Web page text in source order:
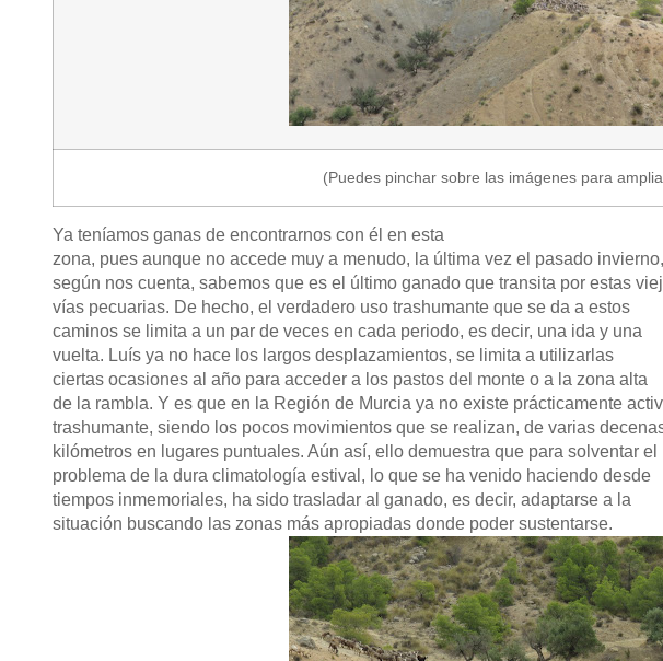
(Puedes pinchar sobre las imágenes para
Ya teníamos ganas de encontrarnos con él en esta
zona, pues aunque no accede muy a menudo, la última vez el pasado invierno,
según nos cuenta, sabemos que es el último ganado que transita por estas
vías pecuarias. De hecho, el verdadero uso trashumante que se da a estos
caminos se limita a un par de veces en cada periodo, es decir, una ida y una
vuelta. Luís ya no hace los largos desplazamientos, se limita a utilizarlas
ciertas ocasiones al año para acceder a los pastos del monte o a la zona alta
de la rambla. Y es que en la Región de Murcia ya no existe prácticamente
trashumante, siendo los pocos movimientos que se realizan, de varias
kilómetros en lugares puntuales. Aún así, ello demuestra que para solventar el
problema de la dura climatología estival, lo que se ha venido haciendo desde
tiempos inmemoriales, ha sido trasladar al ganado, es decir, adaptarse a la
situación buscando las zonas más apropiadas donde poder sustentarse.